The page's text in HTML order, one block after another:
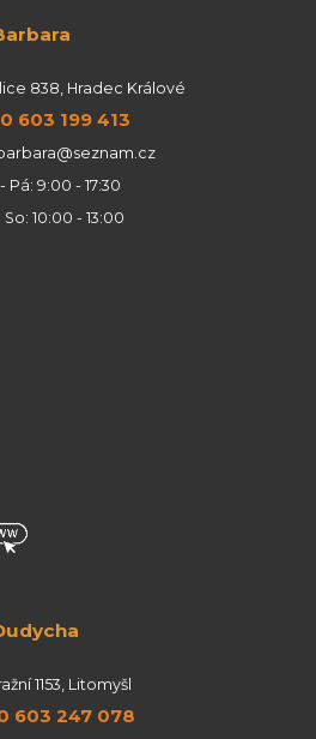
838, Hradec Králové
603 199 413
Pá: 9:00 - 17:30
10:00 - 13:00
1153, Litomyšl
603 247 078